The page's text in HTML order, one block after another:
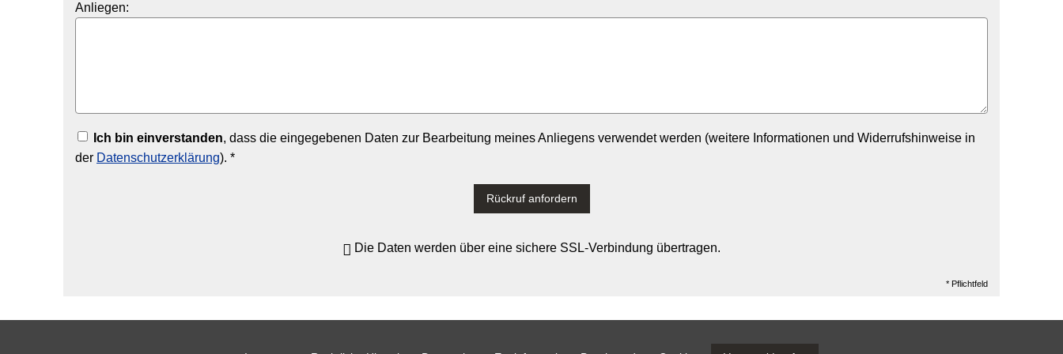
Anliegen:
Ich bin einverstanden, dass die eingegebenen Daten zur Bearbeitung meines Anliegens verwendet werden (weitere Informationen und Widerrufshinweise in
der Datenschutzerklärung). *
Rückruf anfordern
Die Daten werden über eine sichere SSL-Verbindung übertragen.
* Pflichtfeld